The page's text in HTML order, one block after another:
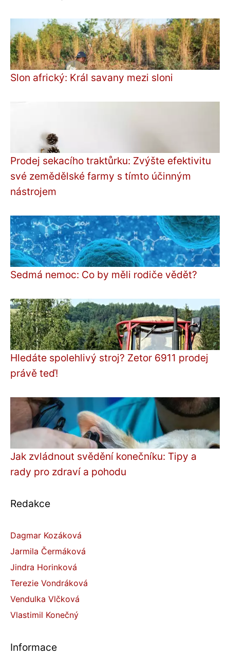
Slon africký: Král savany mezi sloni
Prodej sekacího traktůrku: Zvýšte efektivitu
své zemědělské farmy s tímto účinným
nástrojem
Sedmá nemoc: Co by měli rodiče vědět?
Hledáte spolehlivý stroj? Zetor 6911 prodej
právě teď!
Jak zvládnout svědění konečníku: Tipy a
rady pro zdraví a pohodu
Redakce
Dagmar Kozáková
Jarmila Čermáková
Jindra Horinková
Terezie Vondráková
Vendulka Vlčková
Vlastimil Konečný
Informace